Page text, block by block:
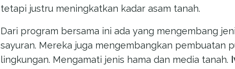
tetapi justru meningkatkan kadar asam tanah.
Dari program bersama ini ada yang mengembang
sayuran. Mereka juga mengembangkan pembuatan
lingkungan. Mengamati jenis hama dan media tanah.